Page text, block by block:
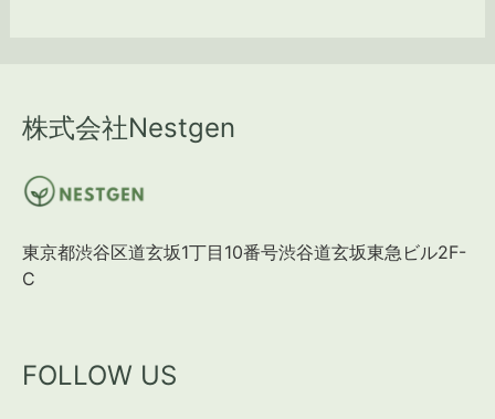
ー
バ
ル
な
響
解
動
向
と
企
へ
の
株式会社Nestgen
東京都渋谷区道玄坂1丁目10番号渋谷道玄坂東急ビル2F-
C
FOLLOW US